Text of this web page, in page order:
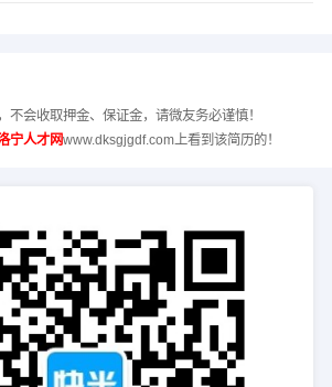
不会收取押金、保证金，请微友务必谨慎！
宁人才网www.dksgjgdf.com上看到该简历的！